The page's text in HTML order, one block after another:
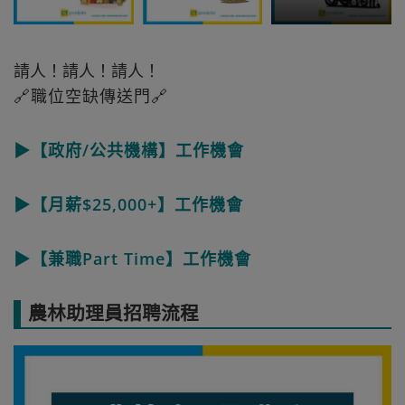
請人！請人！請人！
🔗職位空缺傳送門🔗
▶【政府/公共機構】工作機會
▶【月薪$25,000+】工作機會
▶【兼職Part Time】工作機會
農林助理員招聘流程